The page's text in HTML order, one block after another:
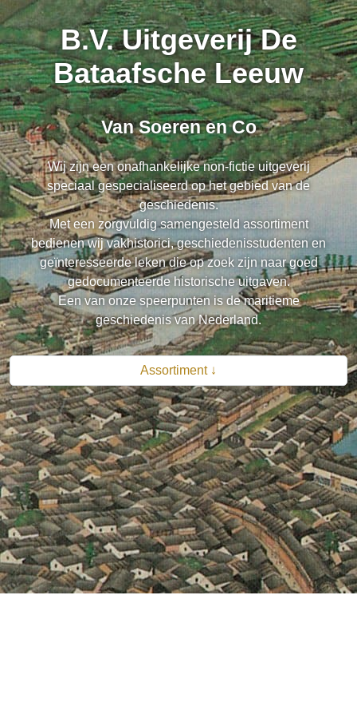
B.V. Uitgeverij De
Bataafsche Leeuw
Van Soeren en Co
Wij zijn een onafhankelijke non-fictie uitgeverij
speciaal gespecialiseerd op het gebied van de
geschiedenis.
Met een zorgvuldig samengesteld assortiment
bedienen wij vakhistorici, geschiedenisstudenten en
geïnteresseerde leken die op zoek zijn naar goed
gedocumenteerde historische uitgaven.
Een van onze speerpunten is de maritieme
geschiedenis van Nederland.
Assortiment ↓